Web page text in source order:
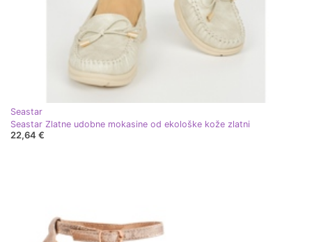
Seastar
Seastar Zlatne udobne mokasine od ekološke kože zlatni
22,64 €